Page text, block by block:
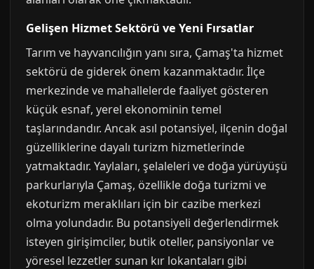
Gelişen Hizmet Sektörü ve Yeni Fırsatlar
Tarım ve hayvancılığın yanı sıra, Çamaş'ta hizmet
sektörü de giderek önem kazanmaktadır. İlçe
merkezinde ve mahallelerde faaliyet gösteren
küçük esnaf, yerel ekonominin temel
taşlarındandır. Ancak asıl potansiyel, ilçenin doğal
güzelliklerine dayalı turizm hizmetlerinde
yatmaktadır. Yaylaları, şelaleleri ve doğa yürüyüşü
parkurlarıyla Çamaş, özellikle doğa turizmi ve
ekoturizm meraklıları için bir cazibe merkezi
olma yolundadır. Bu potansiyeli değerlendirmek
isteyen girişimciler, butik oteller, pansiyonlar ve
yöresel lezzetler sunan kır lokantaları gibi